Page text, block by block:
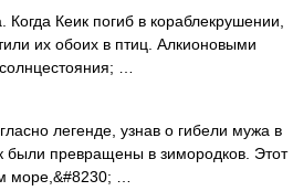
Кеик погиб в кораблекрушении,
их обоих в птиц. Алкионовыми
…
легенде, узнав о гибели мужа в
были превращены в зимородков. Этот
море,&#8230; …